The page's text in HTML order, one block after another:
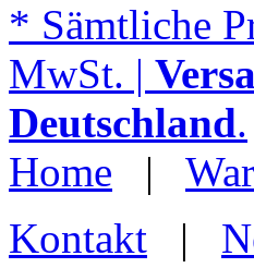
* Sämtliche
MwSt. |
Deutschland.
Home |
Kontakt |